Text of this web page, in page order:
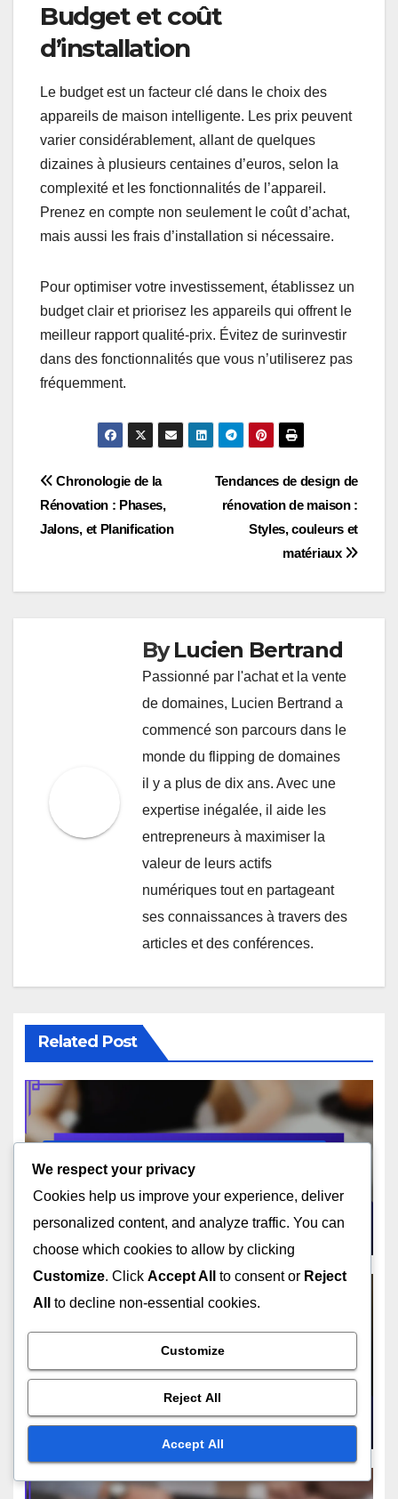
Budget et coût
d’installation
Le budget est un facteur clé dans le choix des
appareils de maison intelligente. Les prix peuvent
varier considérablement, allant de quelques
dizaines à plusieurs centaines d’euros, selon la
complexité et les fonctionnalités de l’appareil.
Prenez en compte non seulement le coût d’achat,
mais aussi les frais d’installation si nécessaire.
Pour optimiser votre investissement, établissez un
budget clair et priorisez les appareils qui offrent le
meilleur rapport qualité-prix. Évitez de surinvestir
dans des fonctionnalités que vous n’utiliserez pas
fréquemment.
Post
navigation
Tendances de design de
rénovation de maison :
Styles, couleurs et
matériaux
Chronologie de la
Rénovation : Phases,
Jalons, et Planification
ByLucien Bertrand
Passionné par l'achat et la vente
de domaines, Lucien Bertrand a
commencé son parcours dans le
monde du flipping de domaines
il y a plus de dix ans. Avec une
expertise inégalée, il aide les
entrepreneurs à maximiser la
valeur de leurs actifs
numériques tout en partageant
ses connaissances à travers des
articles et des conférences.
Related Post
Sélection de Palette de
Couleurs : Harmonie,
Ambiance et Tendances
NOV 21, 2025 LUCIEN BERTRAND
Collaboration avec un
designer d’intérieur :
communication,
budgétisation et vision
NOV 20, 2025 LUCIEN BERTRAND
We respect your privacy
Cookies help us improve your experience, deliver
personalized content, and analyze traffic. You can
choose which cookies to allow by clicking
Customize. Click Accept All to consent or Reject
All
to decline non-essential cookies.
Customize
Reject All
Accept All